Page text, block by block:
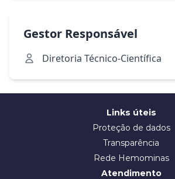
Gestor Responsável
Diretoria Técnico-Científica
Links úteis
Proteção de dados
Transparência
Rede Hemominas
Atendimento